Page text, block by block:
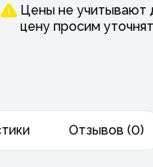
Цены не учитывают
цену просим
Отзывов (0)